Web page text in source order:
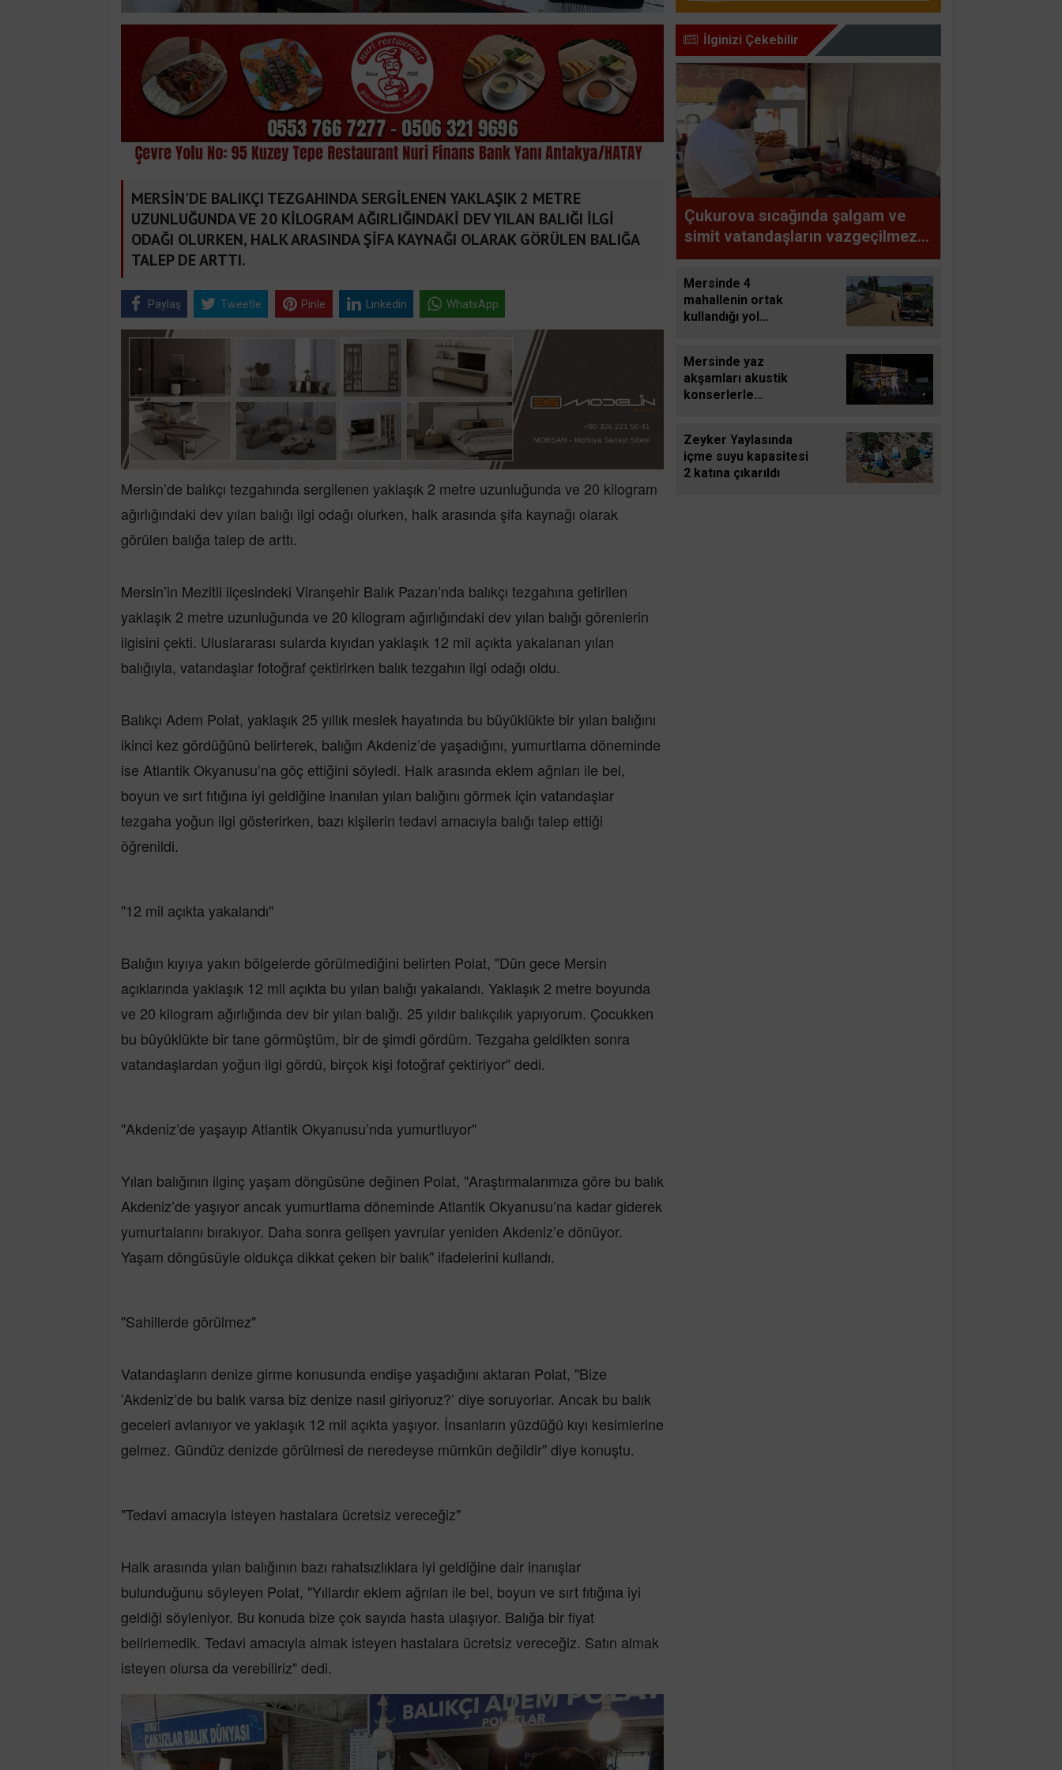
MERSİN'DE BALIKÇI TEZGAHINDA SERGİLENEN YAKLAŞIK 2 METRE
UZUNLUĞUNDA VE 20 KİLOGRAM AĞIRLIĞINDAKİ DEV YILAN BALIĞI İLGİ
ODAĞI OLURKEN, HALK ARASINDA ŞİFA KAYNAĞI OLARAK GÖRÜLEN BALIĞA
TALEP DE ARTTI.
Paylaş Tweetle Pinle Linkedin WhatsApp
Mersin’de balıkçı tezgahında sergilenen yaklaşık 2 metre uzunluğunda ve 20 kilogram
ağırlığındaki dev yılan balığı ilgi odağı olurken, halk arasında şifa kaynağı olarak
görülen balığa talep de arttı.
Mersin’in Mezitli ilçesindeki Viranşehir Balık Pazarı’nda balıkçı tezgahına getirilen
yaklaşık 2 metre uzunluğunda ve 20 kilogram ağırlığındaki dev yılan balığı görenlerin
ilgisini çekti. Uluslararası sularda kıyıdan yaklaşık 12 mil açıkta yakalanan yılan
balığıyla, vatandaşlar fotoğraf çektirirken balık tezgahın ilgi odağı oldu.
Balıkçı Adem Polat, yaklaşık 25 yıllık meslek hayatında bu büyüklükte bir yılan balığını
ikinci kez gördüğünü belirterek, balığın Akdeniz’de yaşadığını, yumurtlama döneminde
ise Atlantik Okyanusu’na göç ettiğini söyledi. Halk arasında eklem ağrıları ile bel,
boyun ve sırt fıtığına iyi geldiğine inanılan yılan balığını görmek için vatandaşlar
tezgaha yoğun ilgi gösterirken, bazı kişilerin tedavi amacıyla balığı talep ettiği
öğrenildi.
"12 mil açıkta yakalandı"
Balığın kıyıya yakın bölgelerde görülmediğini belirten Polat, "Dün gece Mersin
açıklarında yaklaşık 12 mil açıkta bu yılan balığı yakalandı. Yaklaşık 2 metre boyunda
ve 20 kilogram ağırlığında dev bir yılan balığı. 25 yıldır balıkçılık yapıyorum. Çocukken
bu büyüklükte bir tane görmüştüm, bir de şimdi gördüm. Tezgaha geldikten sonra
vatandaşlardan yoğun ilgi gördü, birçok kişi fotoğraf çektiriyor" dedi.
"Akdeniz’de yaşayıp Atlantik Okyanusu’nda yumurtluyor"
Yılan balığının ilginç yaşam döngüsüne değinen Polat, "Araştırmalarımıza göre bu balık
Akdeniz’de yaşıyor ancak yumurtlama döneminde Atlantik Okyanusu’na kadar giderek
yumurtalarını bırakıyor. Daha sonra gelişen yavrular yeniden Akdeniz’e dönüyor.
Yaşam döngüsüyle oldukça dikkat çeken bir balık" ifadelerini kullandı.
"Sahillerde görülmez"
Vatandaşların denize girme konusunda endişe yaşadığını aktaran Polat, "Bize
’Akdeniz’de bu balık varsa biz denize nasıl giriyoruz?’ diye soruyorlar. Ancak bu balık
geceleri avlanıyor ve yaklaşık 12 mil açıkta yaşıyor. İnsanların yüzdüğü kıyı kesimlerine
gelmez. Gündüz denizde görülmesi de neredeyse mümkün değildir" diye konuştu.
"Tedavi amacıyla isteyen hastalara ücretsiz vereceğiz"
Halk arasında yılan balığının bazı rahatsızlıklara iyi geldiğine dair inanışlar
bulunduğunu söyleyen Polat, "Yıllardır eklem ağrıları ile bel, boyun ve sırt fıtığına iyi
geldiği söyleniyor. Bu konuda bize çok sayıda hasta ulaşıyor. Balığa bir fiyat
belirlemedik. Tedavi amacıyla almak isteyen hastalara ücretsiz vereceğiz. Satın almak
isteyen olursa da verebiliriz" dedi.
İlginizi Çekebilir
Çukurova sıcağında şalgam ve
simit vatandaşların vazgeçilmezi
oldu
Mersinde 4
mahallenin ortak
kullandığı yol
Mersinde yaz
akşamları akustik
konserlerle
Zeyker Yaylasında
içme suyu kapasitesi
2 katına çıkarıldı